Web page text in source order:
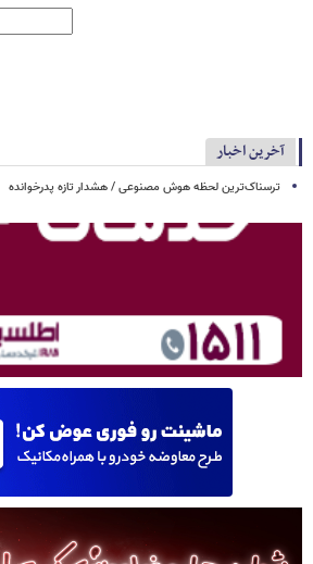
آخرین اخبار
ترسناک‌ترین لحظه هوش مصنوعی / هشدار تازه پدرخوانده